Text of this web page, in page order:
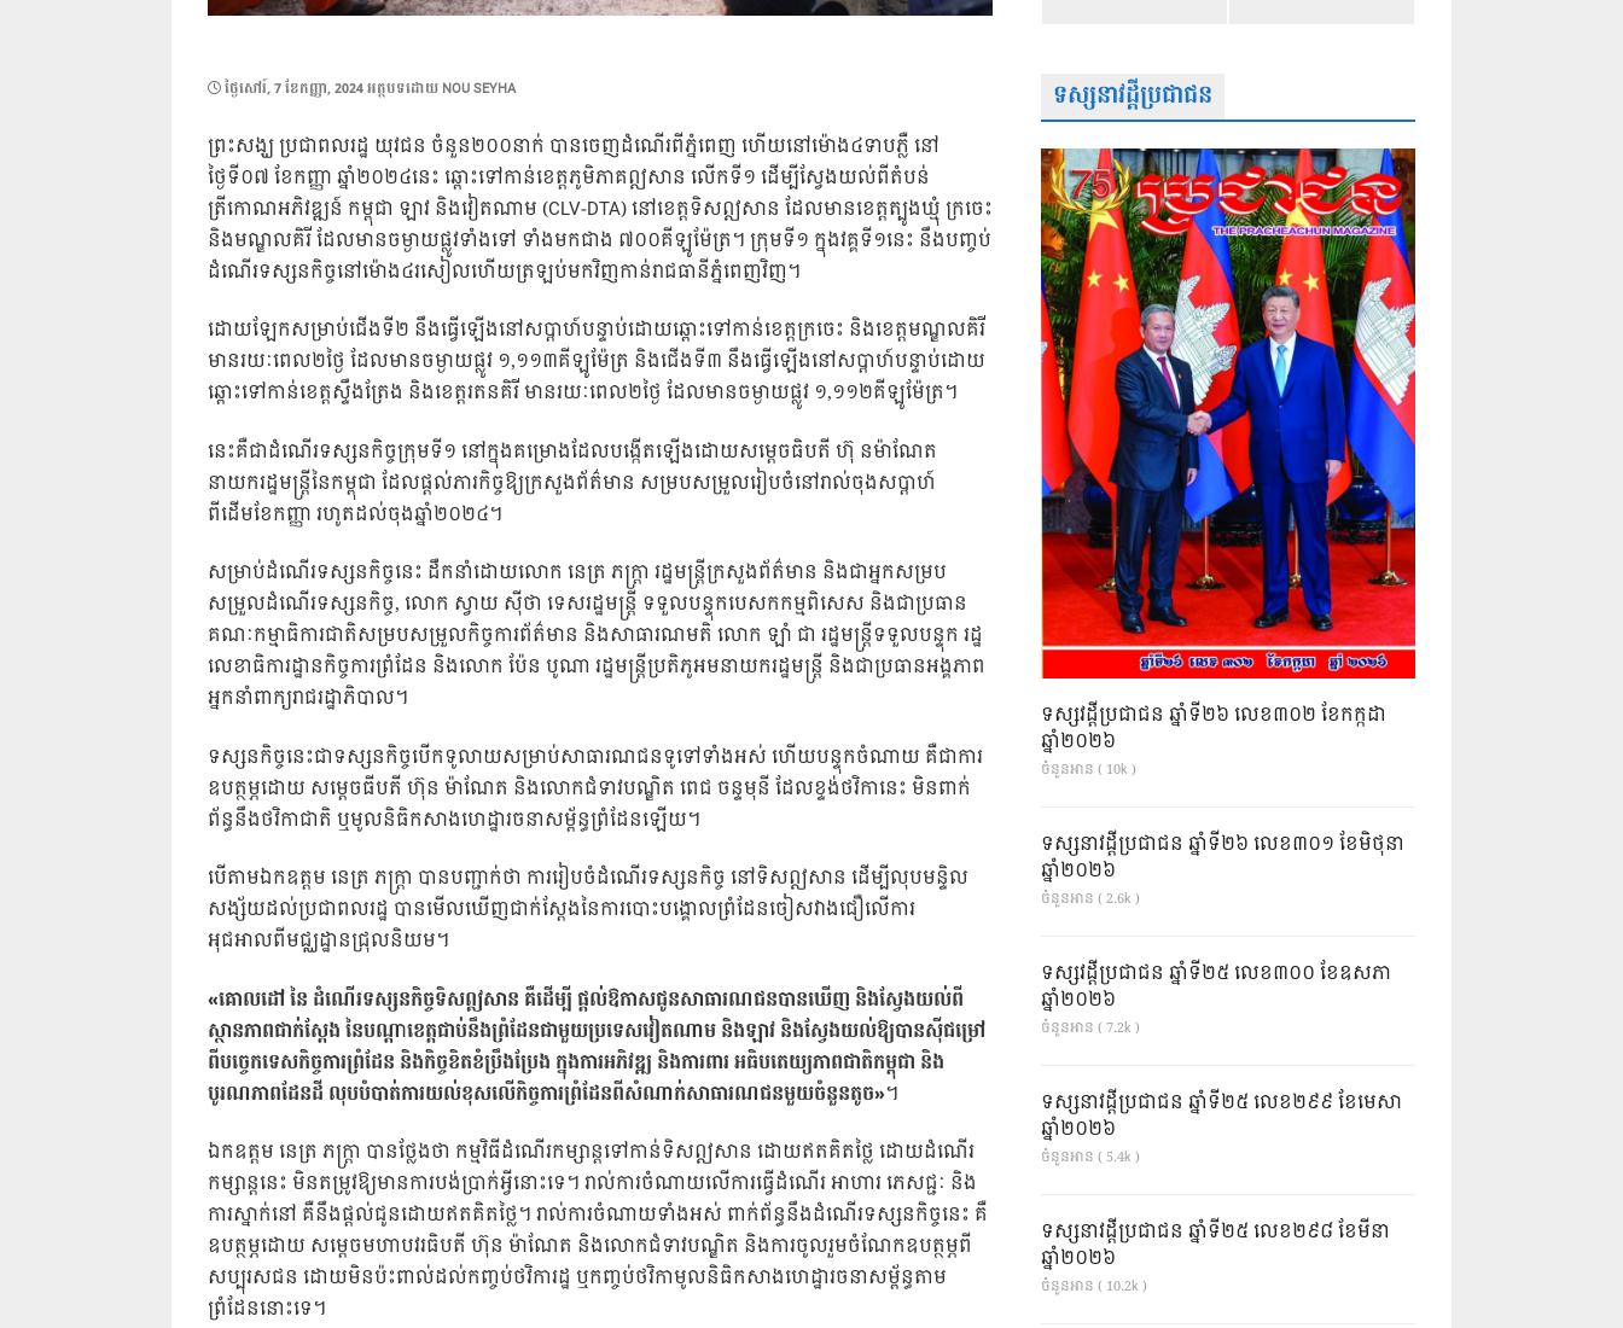
POSTED
ថ្ងៃ​សៅរ៍, 7 ខែ​កញ្ញា, 2024អត្ថបទដោយ NOU SEYHA
ព្រះសង្ឃ ប្រជាពលរដ្ឋ យុវជន ចំនួន២០០នាក់ បានចេញដំណើរពីភ្នំពេញ ហើយនៅម៉ោង៤ទាបភ្លឺ នៅ
ថ្ងៃទី០៧ ខែកញ្ញា ឆ្នាំ២០២៤នេះ ឆ្ពោះទៅកាន់ខេត្តភូមិភាគឦសាន លើកទី១ ដើម្បីស្វែងយល់ពីតំបន់
ត្រីកោណអភិវឌ្ឍន៍ កម្ពុជា ឡាវ និងវៀតណាម (CLV-DTA) នៅខេត្តទិសឦសាន ដែលមានខេត្តត្បូងឃ្មុំ ក្រចេះ
និងមណ្ឌលគិរី ដែលមានចម្ងាយផ្លូវទាំងទៅ ទាំងមកជាង ៧០០គីឡូម៉ែត្រ។ ក្រុមទី១ ក្នុងវគ្គទី១នេះ នឹងបញ្ចប់
ដំណើរទស្សនកិច្ចនៅម៉ោង៤រសៀលហើយត្រឡប់មកវិញកាន់រាជធានីភ្នំពេញវិញ។
ដោយឡែកសម្រាប់ជើងទី២ នឹងធ្វើឡើងនៅសប្តាហ៍បន្ទាប់ដោយឆ្ពោះទៅកាន់ខេត្តក្រចេះ និងខេត្តមណ្ឌលគិរី
មានរយៈពេល២ថ្ងៃ ដែលមានចម្ងាយផ្លូវ ១,១១៣គីឡូម៉ែត្រ និងជើងទី៣ នឹងធ្វើឡើងនៅសប្តាហ៍បន្ទាប់ដោយ
ឆ្ពោះទៅកាន់ខេត្តស្ទឹងត្រែង និងខេត្តរតនគិរី មានរយៈពេល២ថ្ងៃ ដែលមានចម្ងាយផ្លូវ ១,១១២គីឡូម៉ែត្រ។
នេះគឺជាដំណើរទស្សនកិច្ចក្រុមទី១ នៅក្នុងគម្រោងដែលបង្កើតឡើងដោយសម្តេចធិបតី ហ៊ុ នម៉ាណែត
នាយករដ្ឋមន្ត្រីនៃកម្ពុជា ដែលផ្តល់ភារកិច្ចឱ្យក្រសួងព័ត៌មាន សម្របសម្រួលរៀបចំនៅរាល់ចុងសប្តាហ៍
ពីដើមខែកញ្ញា រហូតដល់ចុងឆ្នាំ២០២៤។
សម្រាប់ដំណើរទស្សនកិច្ចនេះ ដឹកនាំដោយលោក នេត្រ ភក្ត្រា រដ្ឋមន្ត្រីក្រសួងព័ត៌មាន និងជាអ្នកសម្រប
សម្រួលដំណើរទស្សនកិច្ច, លោក ស្វាយ ស៉ីថា ទេសរដ្ឋមន្រ្តី ទទួលបន្ទុកបេសកកម្មពិសេស និងជាប្រធាន
គណៈកម្មាធិការជាតិសម្របសម្រួលកិច្ចការព័ត៌មាន និងសាធារណមតិ លោក ឡាំ ជា រដ្ឋមន្រ្តីទទួលបន្ទុក រដ្ឋ
លេខាធិការដ្ឋានកិច្ចការព្រំដែន និងលោក ប៉ែន បូណា រដ្ឋមន្ត្រីប្រតិភូអមនាយករដ្ឋមន្ត្រី និងជាប្រធានអង្គភាព
អ្នកនាំពាក្យរាជរដ្ឋាភិបាល។
ទស្សនកិច្ចនេះជាទស្សនកិច្ចបើកទូលាយសម្រាប់សាធារណជនទូទៅទាំងអស់ ហើយបន្ទុកចំណាយ គឺជាការ
ឧបត្ថម្ភដោយ សម្ដេចធីបតី ហ៊ុន ម៉ាណែត និងលោកជំទាវបណ្ឌិត ពេជ ចន្ទមុនី ដែលខ្ទង់ថវិកានេះ មិនពាក់
ព័ន្ធនឹងថវិកាជាតិ ឬមូលនិធិកសាងហេដ្ឋារចនាសម្ព័ន្ធព្រំដែនឡើយ។
បើតាមឯកឧត្តម នេត្រ ភក្រ្តា បានបញ្ជាក់ថា ការរៀបចំដំណើរទស្សនកិច្ច នៅទិសឦសាន ដើម្បីលុបមន្ទិល
សង្ស័យដល់ប្រជាពលរដ្ឋ បានមើលឃើញជាក់ស្តែងនៃការបោះបង្គោលព្រំដែនចៀសវាងជឿលើការ
អុជអាលពីមជ្ឈដ្ឋានជ្រុលនិយម។
«គោលដៅ នៃ ដំណើរទស្សនកិច្ចទិសឦសាន គឺដើម្បី ផ្តល់ឱកាសជូនសាធារណជនបានឃើញ និងស្វែងយល់ពី
ស្ថានភាពជាក់ស្ដែង នៃបណ្តាខេត្តជាប់នឹងព្រំដែនជាមួយប្រទេសវៀតណាម និងឡាវ និងស្វែងយល់ឱ្យបានស៊ីជម្រៅ
ពីបច្ចេកទេសកិច្ចការព្រំដែន និងកិច្ចខិតខំប្រឹងប្រែង ក្នុងការអភិវឌ្ឍ និងការពារ អធិបតេយ្យភាពជាតិកម្ពុជា និង
បូរណភាពដែនដី លុបបំបាត់ការយល់ខុសលើកិច្ចការព្រំដែនពីសំណាក់សាធារណជនមួយចំនួនតូច»។
ឯកឧត្តម នេត្រ ភក្ត្រា បានថ្លែងថា កម្មវិធីដំណើរកម្សាន្តទៅកាន់ទិសឦសាន ដោយឥតគិតថ្លៃ ដោយដំណើរ
កម្សាន្តនេះ មិនតម្រូវឱ្យមានការបង់ប្រាក់អ្វីនោះទេ។ រាល់ការចំណាយលើការធ្វើដំណើរ អាហារ ភេសជ្ជៈ និង
ការស្នាក់នៅ គឺនឹងផ្តល់ជូនដោយឥតគិតថ្លៃ។ រាល់ការចំណាយទាំងអស់ ពាក់ព័ន្ធនឹងដំណើរទស្សនកិច្ចនេះ គឺ
ឧបត្ថម្ភដោយ សម្តេចមហាបវរធិបតី ហ៊ុន ម៉ាណែត និងលោកជំទាវបណ្ឌិត និងការចូលរួមចំណែកឧបត្ថម្ភពី
សប្បុរសជន ដោយមិនប៉ះពាល់ដល់កញ្ចប់ថវិការដ្ឋ ឬកញ្ចប់ថវិកាមូលនិធិកសាងហេដ្ឋារចនាសម្ព័ន្ធតាម
ព្រំដែននោះទេ។
ទស្សនាវដ្តីប្រជាជន
ទស្សវដ្តីប្រជាជន ឆ្នាំទី២៦ លេខ៣០២ ខែកក្កដា
ឆ្នាំ២០២៦
ចំនួនអាន ( 10k )
ទស្សនាវដ្ដីប្រជាជន ឆ្នាំទី២៦ លេខ៣០១ ខែមិថុនា
ឆ្នាំ២០២៦
ចំនួនអាន ( 2.6k )
ទស្សវដ្តីប្រជាជន ឆ្នាំទី២៥ លេខ៣០០ ខែឧសភា
ឆ្នាំ២០២៦
ចំនួនអាន ( 7.2k )
ទស្សនាវដ្ដីប្រជាជន ឆ្នាំទី២៥ លេខ២៩៩ ខែមេសា
ឆ្នាំ២០២៦
ចំនួនអាន ( 5.4k )
ទស្សនាវដ្ដីប្រជាជន ឆ្នាំទី២៥ លេខ២៩៨ ខែមីនា
ឆ្នាំ២០២៦
ចំនួនអាន ( 10.2k )